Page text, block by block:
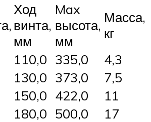
Ход
винта,
мм
Max
высота,
мм
Масса,
кг
110,0 335,0
4,3
130,0 373,0
7,5
150,0 422,0
11
180,0 500,0
17